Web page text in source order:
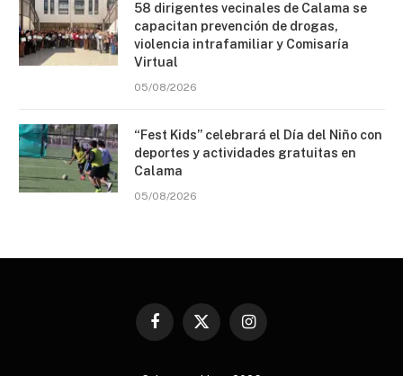
58 dirigentes vecinales de Calama se
capacitan prevención de drogas,
violencia intrafamiliar y Comisaría
Virtual
05/08/2026
“Fest Kids” celebrará el Día del Niño con
deportes y actividades gratuitas en
Calama
05/08/2026
Facebook
X
Instagram